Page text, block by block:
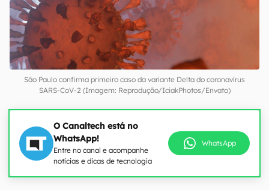
São Paulo confirma primeiro caso da variante Delta do coronavírus
SARS-CoV-2 (Imagem: Reprodução/IciakPhotos/Envato)
O Canaltech está no
WhatsApp!
Entre no canal e acompanhe
notícias e dicas de tecnologia
WhatsApp